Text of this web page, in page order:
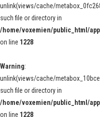
unlink(views/cache/
such file or directory in
/home/voxemien/public_html/
on line 1228
Warning:
unlink(views/cache/
such file or directory in
/home/voxemien/public_html/
on line 1228